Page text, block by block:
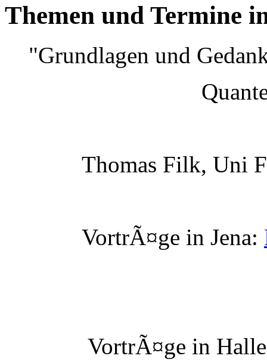
Themen und Termine
"Grundlagen und
Thomas Filk, Uni
VortrÃ¤ge in Jena:
VortrÃ¤ge in